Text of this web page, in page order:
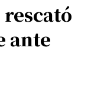
ante